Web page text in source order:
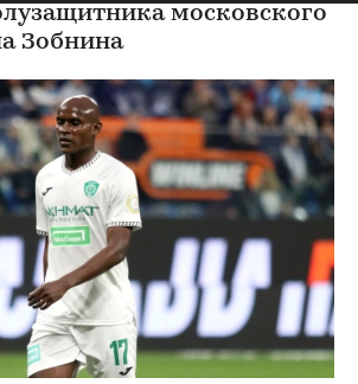
московского
Зобнина